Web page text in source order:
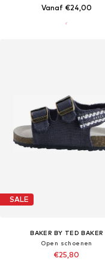
Vanaf €24,00
SALE
BAKER BY TED BAKER
Open schoenen
€25,80